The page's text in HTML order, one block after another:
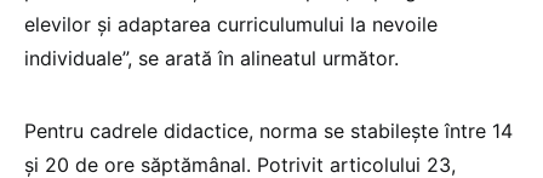
elevilor și adaptarea curriculumului la nevoile
individuale”, se arată în alineatul următor.
Pentru cadrele didactice, norma se stabilește între 14
și 20 de ore săptămânal. Potrivit articolului 23,